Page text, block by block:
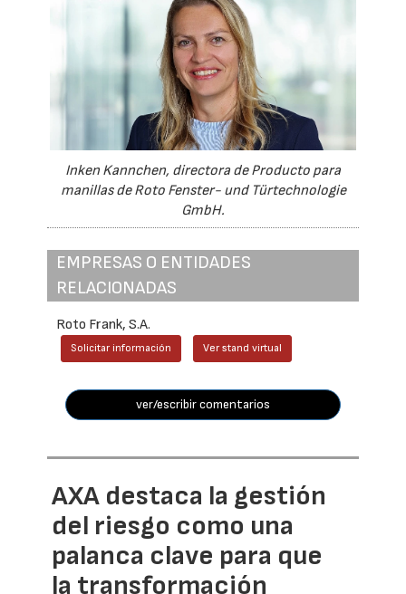
Inken Kannchen, directora de Producto para
manillas de Roto Fenster- und Türtechnologie
GmbH.
EMPRESAS O ENTIDADES
RELACIONADAS
Roto Frank, S.A.
Solicitar información Ver stand virtual
ver/escribir comentarios
AXA destaca la gestión
del riesgo como una
palanca clave para que
la transformación